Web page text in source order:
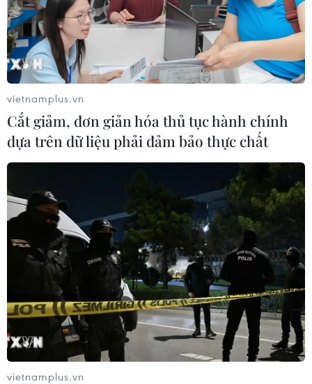
Đắk Nông: Thăm hỏi, hỗ trợ gia đình 2 nạn
nhân tử vong do tai nạn giao thông
09/02/2024 09:03
Sáng 9/2, Giám đốc Sở Giao thông Vận tải Đắk Nông,
Phó trưởng Ban An toàn giao thông tỉnh, đến thăm hỏi,
động viên gia đình 2 nạn nhân tử vong do tai nạn giao
thông, hỗ trợ mỗi gia đình 3 triệu đồng.
vietnamplus.vn
Cắt giảm, đơn giản hóa thủ tục hành chính
dựa trên dữ liệu phải đảm bảo thực chất
vietnamplus.vn